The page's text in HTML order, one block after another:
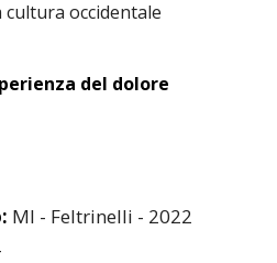
occidentale
del dolore
MI - Feltrinelli - 2022